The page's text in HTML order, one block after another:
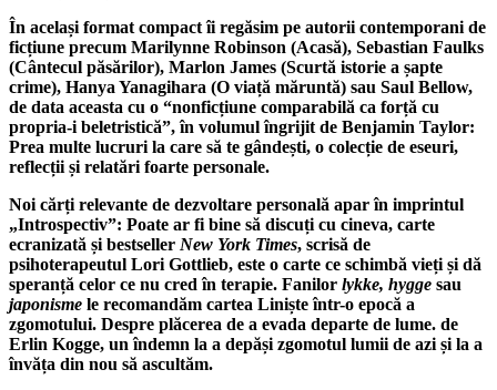
În același format compact îi regăsim pe autorii contemporani de
ficțiune precum Marilynne Robinson (Acasă), Sebastian Faulks
(Cântecul păsărilor), Marlon James (Scurtă istorie a șapte
crime), Hanya Yanagihara (O viață măruntă) sau Saul Bellow,
de data aceasta cu o “nonficțiune comparabilă ca forță cu
propria-i beletristică”, în volumul îngrijit de Benjamin Taylor:
Prea multe lucruri la care să te gândești, o colecție de eseuri,
reflecții și relatări foarte personale.
Noi cărți relevante de dezvoltare personală apar în imprintul
„Introspectiv”: Poate ar fi bine să discuți cu cineva, carte
ecranizată și bestseller New York Times, scrisă de
psihoterapeutul Lori Gottlieb, este o carte ce schimbă vieți și dă
speranță celor ce nu cred în terapie. Fanilor lykke, hygge sau
japonisme le recomandăm cartea Liniște într-o epocă a
zgomotului. Despre plăcerea de a evada departe de lume. de
Erlin Kogge, un îndemn la a depăși zgomotul lumii de azi și la a
învăța din nou să ascultăm.